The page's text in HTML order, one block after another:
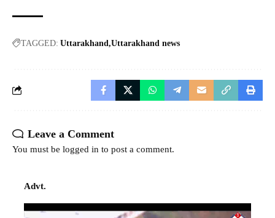
TAGGED: Uttarakhand Uttarakhand news
Leave a Comment
You must be logged in to post a comment.
Advt.
Video